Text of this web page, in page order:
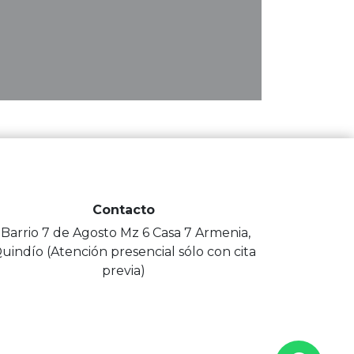
Contacto
7 de Agosto Mz 6 Casa 7 Armenia,
(Atención presencial sólo con cita
previa)